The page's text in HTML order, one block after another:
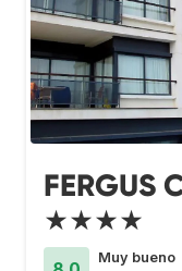
FERGUS
★★★★
Muy bueno